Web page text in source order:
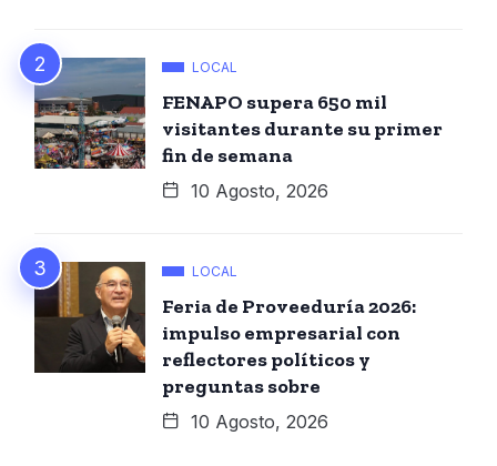
LOCAL
FENAPO supera 650 mil
visitantes durante su primer
fin de semana
10 Agosto, 2026
LOCAL
Feria de Proveeduría 2026:
impulso empresarial con
reflectores políticos y
preguntas sobre
10 Agosto, 2026